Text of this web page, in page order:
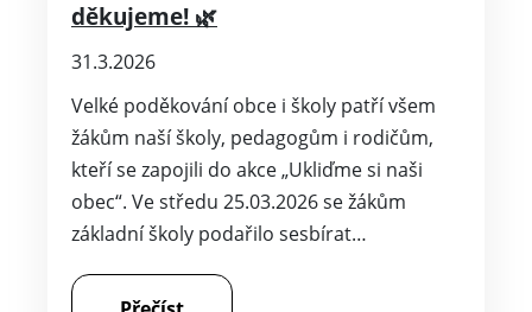
děkujeme! 🌿
31.3.2026
Velké poděkování obce i školy patří všem
žákům naší školy, pedagogům i rodičům,
kteří se zapojili do akce „Ukliďme si naši
obec“. Ve středu 25.03.2026 se žákům
základní školy podařilo sesbírat…